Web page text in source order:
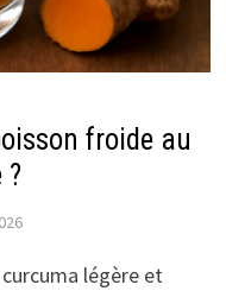
froide au
légère et